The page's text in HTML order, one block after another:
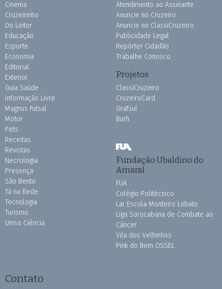
Cinema
Cruzeirinho
Do Leitor
Educação
Esporte
Economia
Editorial
Exterior
Guia Saúde
Informação Livre
Magnus Futsal
Motor
Pets
Receitas
Revistas
Necrologia
Presença
São Bento
Tá na Rede
Tecnologia
Turismo
Uniso Ciência
Atendimento ao Assinante
Anuncie no Cruzeiro
Anuncie no ClassiCruzeiro
Publicidade Legal
Repórter Cidadão
Trabalhe Conosco
Projetos
ClassiCruzeiro
CruzeiroCard
Grafsul
Burh
Fundação Ubaldino do
Amaral
FUA
Colégio Politécnico
Lar Escola Monteiro Lobato
Liga Sorocabana de Combate ao
Câncer
Vila dos Velhinhos
Pink do Bem OSSEL
Contato